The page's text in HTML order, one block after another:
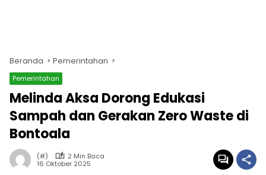
Beranda Pemerintahan
Pemerintahan
Melinda Aksa Dorong Edukasi
Sampah dan Gerakan Zero Waste di
Bontoala
(#)
2 Min Baca
16 Oktober 2025